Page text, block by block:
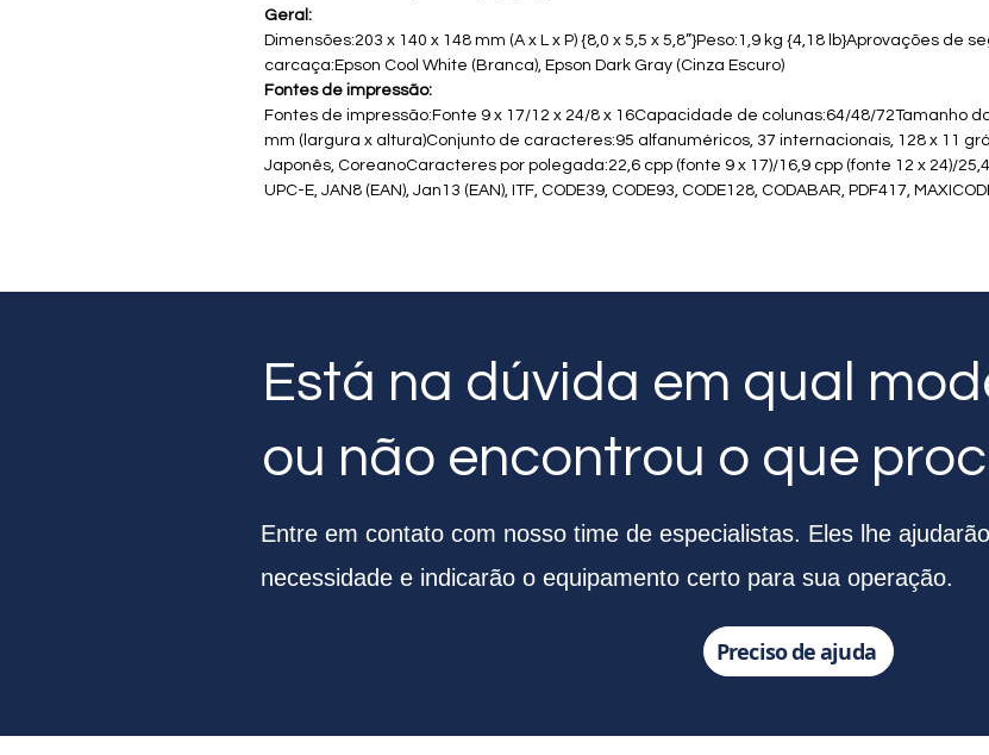
Geral:
Dimensões:203 x 140 x 148 mm (A x L x P) {8,0 x 5,5 x 5,8”}Peso:1,9 kg {4,18 lb}Aprovações de
carcaça:Epson Cool White (Branca), Epson Dark Gray (Cinza Escuro)
Fontes de impressão:
Fontes de impressão:Fonte 9 x 17/12 x 24/8 x 16Capacidade de colunas:64/48/72Tamanho
mm (largura x altura)Conjunto de caracteres:95 alfanuméricos, 37 internacionais, 128 x 11
Japonês, CoreanoCaracteres por polegada:22,6 cpp (fonte 9 x 17)/16,9 cpp (fonte 12 x 24)/
UPC-E, JAN8 (EAN), Jan13 (EAN), ITF, CODE39, CODE93, CODE128, CODABAR, PDF417,
Está na dúvida em qual
ou não encontrou o que
Entre em contato com nosso time de especialistas. Eles lhe
necessidade e indicarão o equipamento certo para sua operação.
Preciso de ajuda